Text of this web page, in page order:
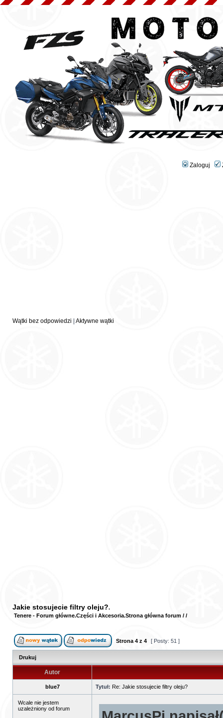
Zaloguj
Wątki bez odpowiedzi Aktywne wątki
Jakie stosujecie filtry oleju?
Strona główna forum /
Tenere - Forum główne /
Części i Akcesoria
Strona 4 z 4 [ Posty: 51 ]
Drukuj
Autor
blue7 Tytuł: Re: Jakie stosujecie filtry oleju?
Wcale nie jestem
uzależniony od forum